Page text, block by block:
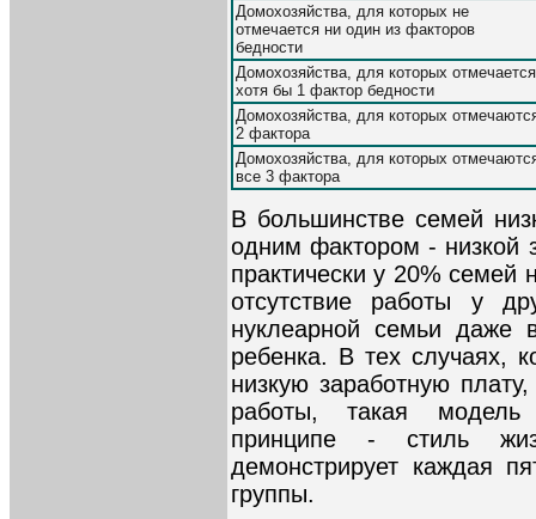
Домохозяйства, для которых не
отмечается ни один из факторов
бедности
Домохозяйства, для которых отмечается
хотя бы 1 фактор бедности
Домохозяйства, для которых
2 фактора
Домохозяйства, для которых
все 3 фактора
В большинстве семей
одним фактором - низкой
практически у 20% семей
отсутствие работы у
нуклеарной семьи даже
ребенка. В тех случаях,
низкую заработную
работы, такая модель
принципе - стиль
демонстрирует каждая
группы.